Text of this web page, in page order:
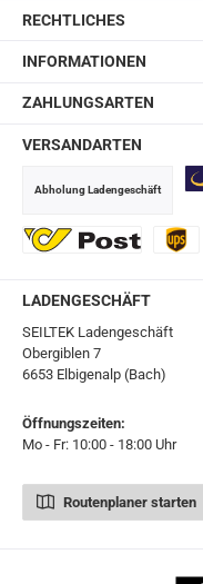
RECHTLICHES
INFORMATIONEN
ZAHLUNGSARTEN
VERSANDARTEN
Abholung Ladengeschäft
LADENGESCHÄFT
SEILTEK Ladengeschäft
Obergiblen 7
6653 Elbigenalp (Bach)
Öffnungszeiten:
Mo - Fr: 10:00 - 18:00 Uhr
Routenplaner starten